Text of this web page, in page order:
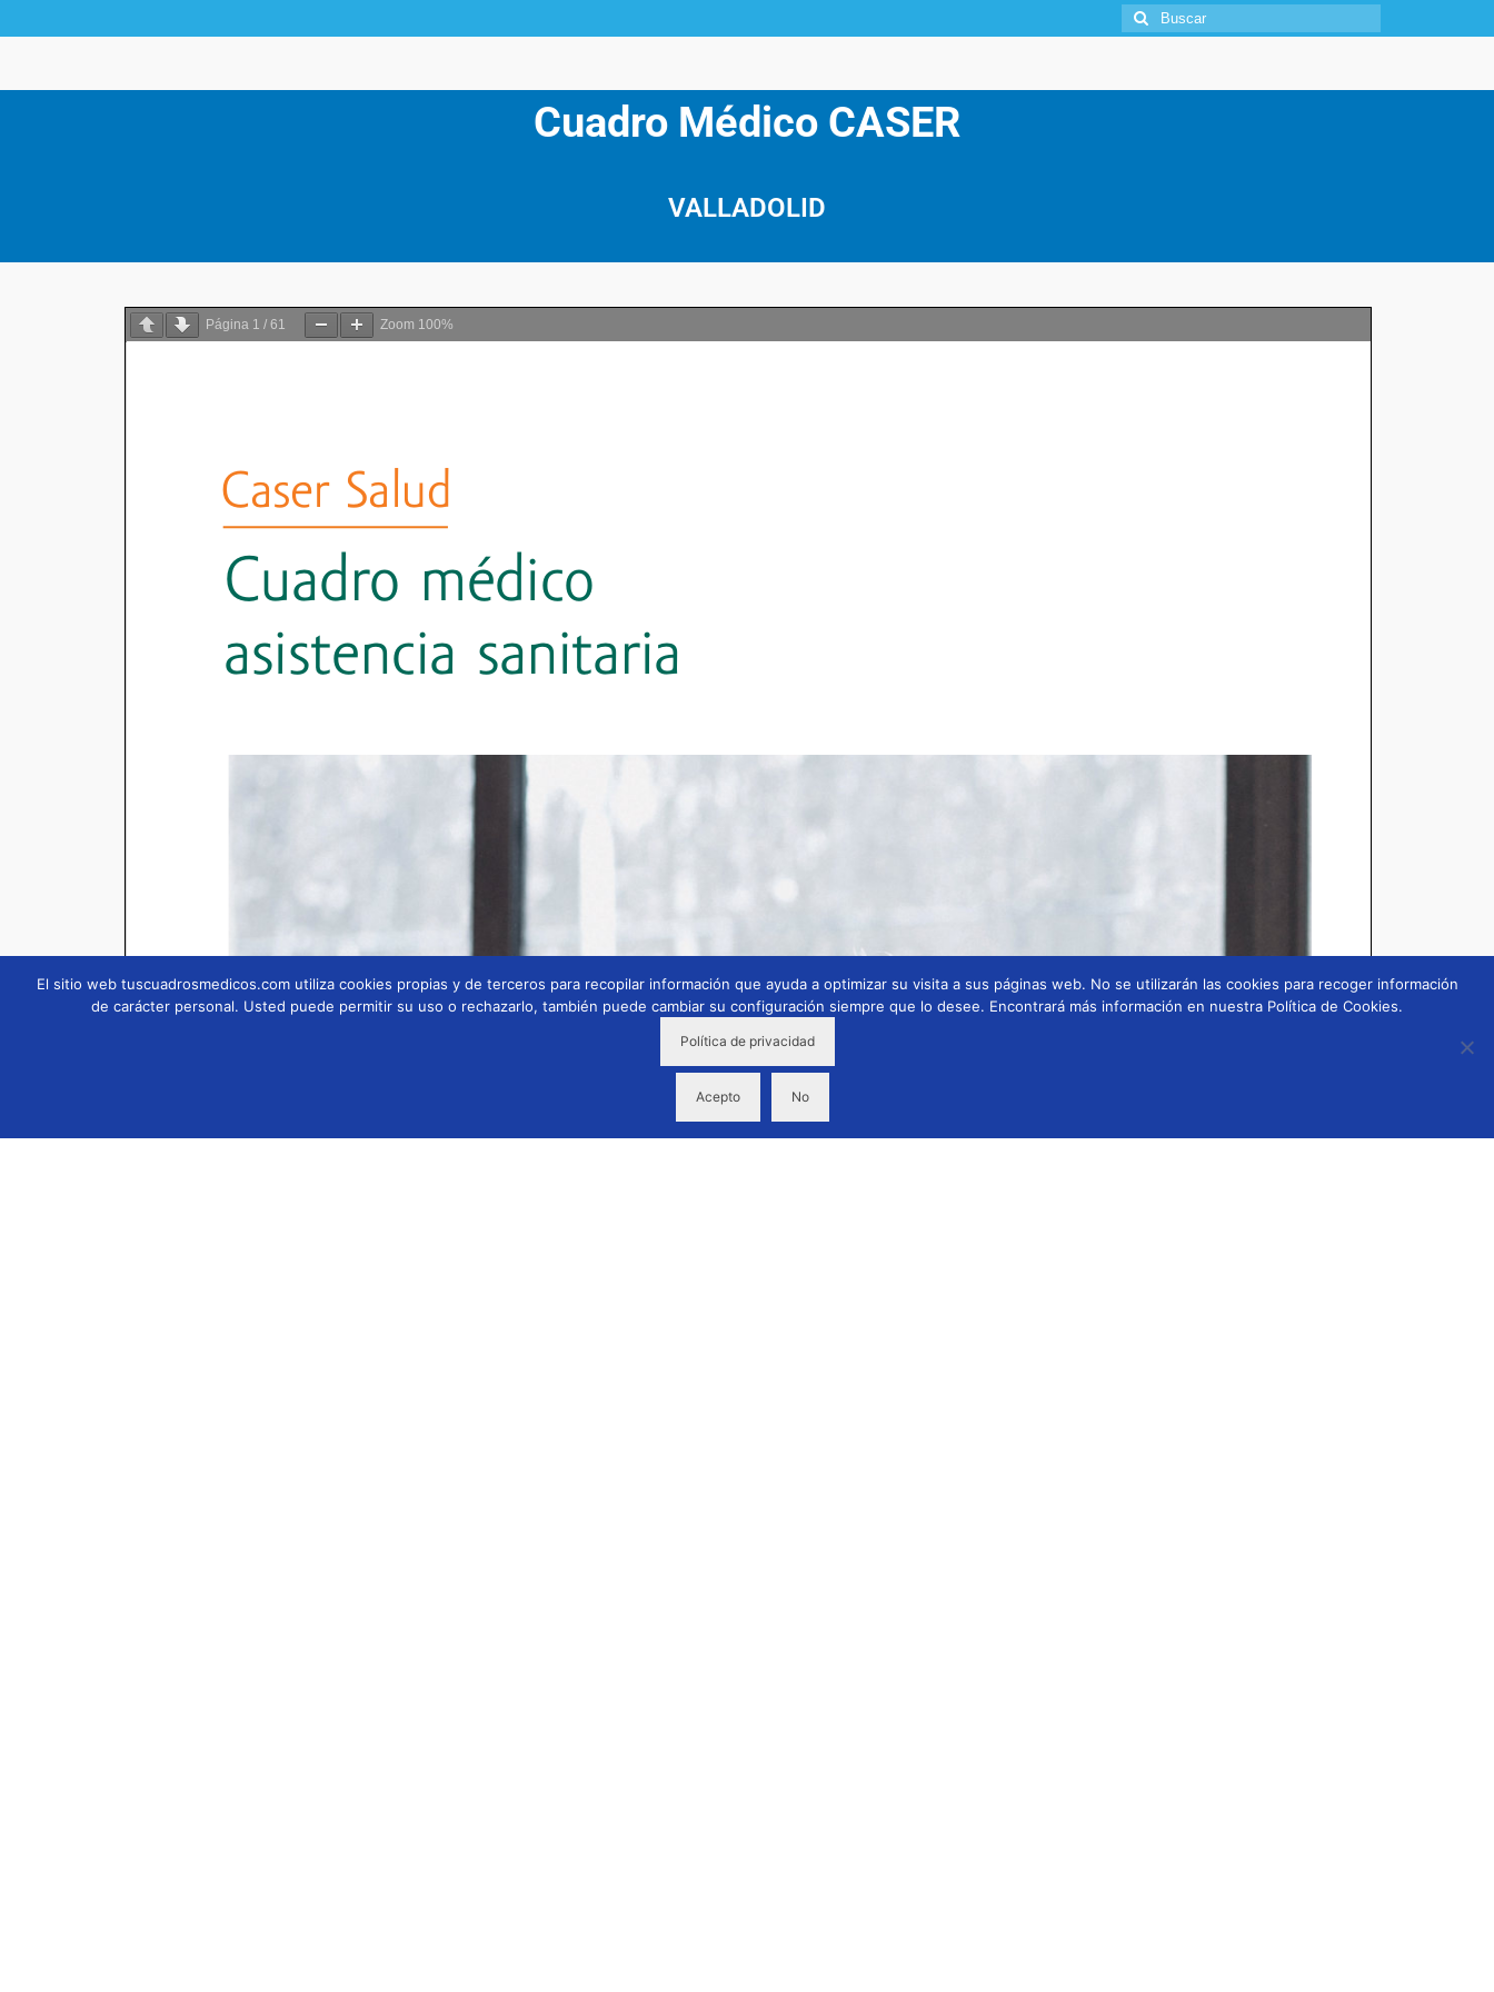
Cuadro Médico CASER
VALLADOLID
Página 1 / 61 Zoom 100%
El sitio web tuscuadrosmedicos.com utiliza cookies propias y de terceros para recopilar información que ayuda a optimizar su visita a sus páginas web. No se utilizarán las cookies para recoger información
de carácter personal. Usted puede permitir su uso o rechazarlo, también puede cambiar su configuración siempre que lo desee. Encontrará más información en nuestra Política de Cookies.
Política de privacidad
Acepto No